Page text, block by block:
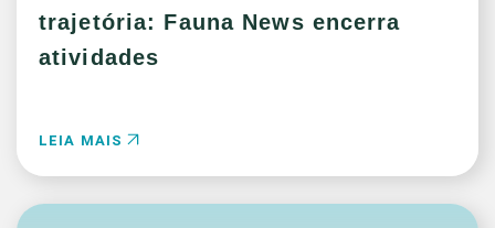
trajetória: Fauna News encerra
atividades
LEIA MAIS